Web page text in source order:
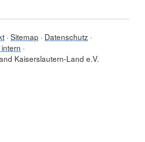
Sitemap
Datenschutz
Kaiserslautern-Land e.V.